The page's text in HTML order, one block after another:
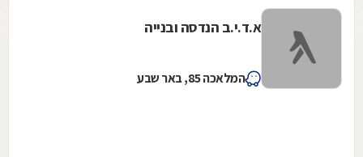
א.ד.י.ב הנדסה ובנייה
המלאכה 85, באר שבע